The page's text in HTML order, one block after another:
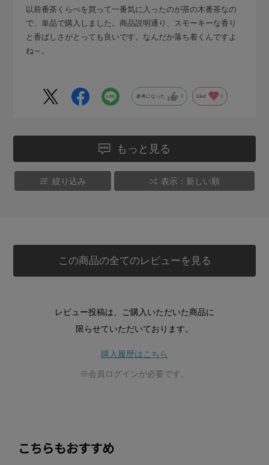
以前番茶くらべを買って一番気に入ったのが茶の木番茶なの
で、単品で購入しました。商品説明通り、スモーキーな香り
と香ばしさがとっても良いです。なんだか落ち着くんですよ
ね～。
参考になった 0 Like! 0
もっと見る
絞り込み 表示：新しい順
この商品の全てのレビューを見る
レビュー投稿は、ご購入いただいた商品に
限らせていただいております。
購入履歴はこちら
※会員ログインが必要です。
こちらもおすすめ